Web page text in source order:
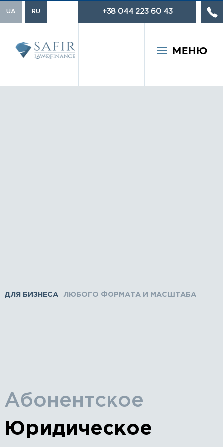
RU
UA
МЕНЮ
+38 044 223 60 43
ДЛЯ БИЗНЕСА ЛЮБОГО ФОРМАТА И МАСШТАБА
Абонентское
Юридическое
Популярные запросы: